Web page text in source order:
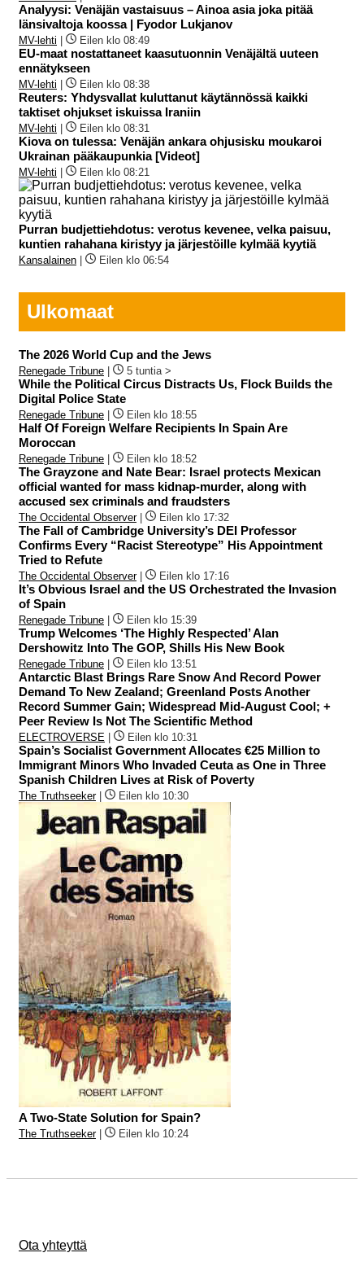
Analyysi: Venäjän vastaisuus – Ainoa asia joka pitää
länsivaltoja koossa | Fyodor Lukjanov
MV-lehti | Eilen klo 08:49
EU-maat nostattaneet kaasutuonnin Venäjältä uuteen
ennätykseen
MV-lehti | Eilen klo 08:38
Reuters: Yhdysvallat kuluttanut käytännössä kaikki
taktiset ohjukset iskuissa Iraniin
MV-lehti | Eilen klo 08:31
Kiova on tulessa: Venäjän ankara ohjusisku moukaroi
Ukrainan pääkaupunkia [Videot]
MV-lehti | Eilen klo 08:21
Purran budjettiehdotus: verotus kevenee, velka paisuu,
kuntien rahahana kiristyy ja järjestöille kylmää kyytiä
Kansalainen | Eilen klo 06:54
Ulkomaat
The 2026 World Cup and the Jews
Renegade Tribune | 5 tuntia >
While the Political Circus Distracts Us, Flock Builds the
Digital Police State
Renegade Tribune | Eilen klo 18:55
Half Of Foreign Welfare Recipients In Spain Are
Moroccan
Renegade Tribune | Eilen klo 18:52
The Grayzone and Nate Bear: Israel protects Mexican
official wanted for mass kidnap-murder, along with
accused sex criminals and fraudsters
The Occidental Observer| Eilen klo 17:32
The Fall of Cambridge University’s DEI Professor
Confirms Every “Racist Stereotype” His Appointment
Tried to Refute
The Occidental Observer| Eilen klo 17:16
It’s Obvious Israel and the US Orchestrated the Invasion
of Spain
Renegade Tribune | Eilen klo 15:39
Trump Welcomes ‘The Highly Respected’ Alan
Dershowitz Into The GOP, Shills His New Book
Renegade Tribune | Eilen klo 13:51
Antarctic Blast Brings Rare Snow And Record Power
Demand To New Zealand; Greenland Posts Another
Record Summer Gain; Widespread Mid-August Cool; +
Peer Review Is Not The Scientific Method
ELECTROVERSE | Eilen klo 10:31
Spain’s Socialist Government Allocates €25 Million to
Immigrant Minors Who Invaded Ceuta as One in Three
Spanish Children Lives at Risk of Poverty
The Truthseeker| Eilen klo 10:30
A Two-State Solution for Spain?
The Truthseeker| Eilen klo 10:24
Ota yhteyttä